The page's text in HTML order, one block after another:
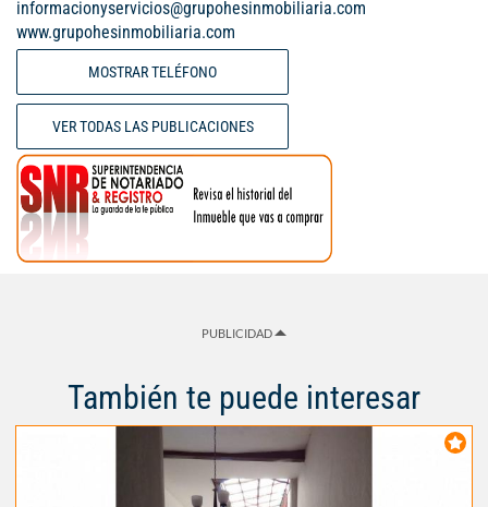
informacionyservicios@grupohesinmobiliaria.com
www.grupohesinmobiliaria.com
MOSTRAR TELÉFONO
VER TODAS LAS PUBLICACIONES
PUBLICIDAD
También te puede interesar